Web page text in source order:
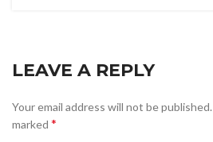
LEAVE A REPLY
Your email address will not be published.
marked *